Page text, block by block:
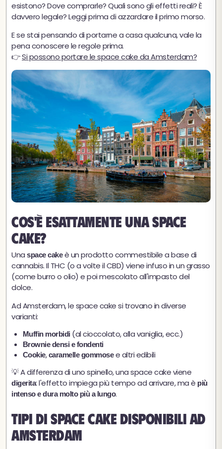
esistono? Dove comprarle? Quali sono gli effetti reali? È
davvero legale? Leggi prima di azzardare il primo morso.
E se stai pensando di portarne a casa qualcuna, vale la
pena conoscere le regole prima.
👉Si possono portare le space cake da Amsterdam?
Cos'è esattamente una space
cake?
Una space cakeè un prodotto commestibile a base di
cannabis. Il THC (o a volte il CBD) viene infuso in un grasso
(come burro o olio) e poi mescolato all'impasto del
dolce.
Ad Amsterdam, le space cake si trovano in diverse
varianti:
Muffin morbidi (al cioccolato, alla vaniglia, ecc.)
Brownie densi e fondenti
Cookie,caramelle gommosee altri edibili
💡 A differenza di uno spinello, una space cake viene
digerita: l'effetto impiega più tempo ad arrivare, ma è più
intenso e dura molto più a lungo.
Tipi di space cake disponibili ad
Amsterdam